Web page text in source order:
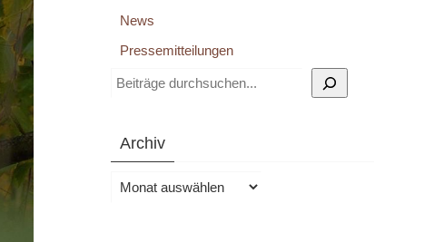
News
Pressemitteilungen
Suchen
Archiv
Archiv